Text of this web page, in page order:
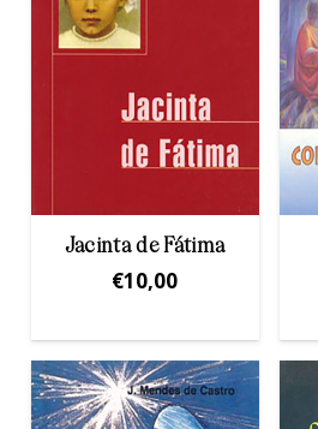
Jacinta de Fátima
€10,00